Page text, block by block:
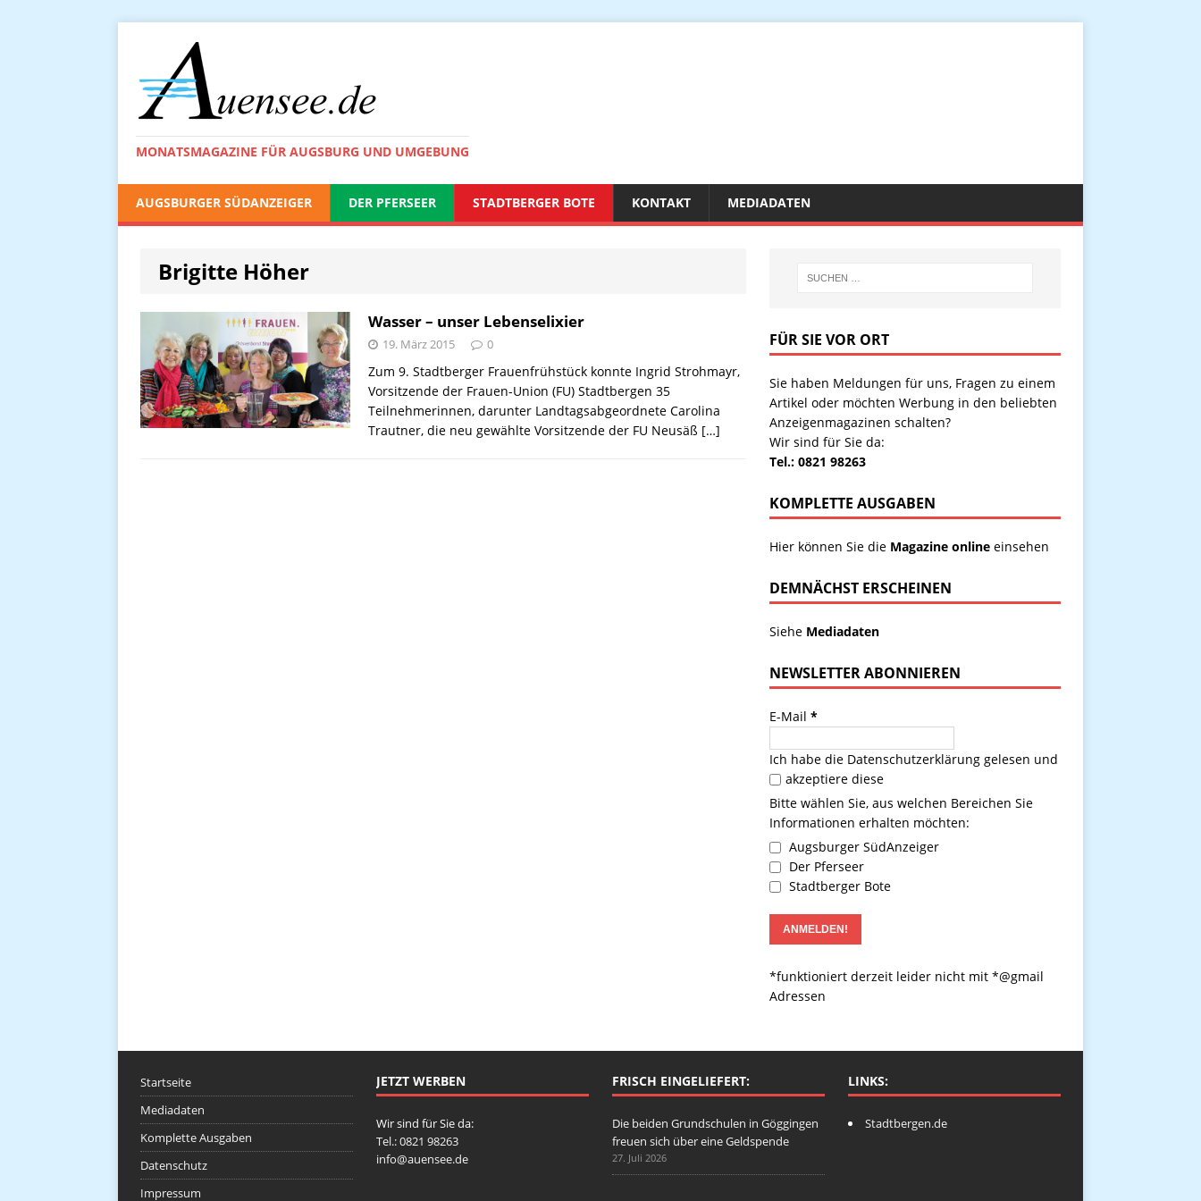
MONATSMAGAZINE FÜR AUGSBURG UND UMGEBUNG
AUGSBURGER SÜDANZEIGER DER PFERSEER STADTBERGER BOTE KONTAKT MEDIADATEN
Brigitte Höher
Wasser – unser Lebenselixier
19. März 2015 0
Zum 9. Stadtberger Frauenfrühstück konnte Ingrid Strohmayr,
Vorsitzende der Frauen-Union (FU) Stadtbergen 35
Teilnehmerinnen, darunter Landtagsabgeordnete Carolina
Trautner, die neu gewählte Vorsitzende der FU Neusäß […]
FÜR SIE VOR ORT
Sie haben Meldungen für uns, Fragen zu einem
Artikel oder möchten Werbung in den beliebten
Anzeigenmagazinen schalten?
Wir sind für Sie da:
Tel.: 0821 98263
KOMPLETTE AUSGABEN
Hier können Sie die Magazine onlineeinsehen
DEMNÄCHST ERSCHEINEN
Siehe Mediadaten
NEWSLETTER ABONNIEREN
E-Mail *
Ich habe die Datenschutzerklärunggelesen und
akzeptiere diese
Bitte wählen Sie, aus welchen Bereichen Sie
Informationen erhalten möchten:
Augsburger SüdAnzeiger
Der Pferseer
Stadtberger Bote
*funktioniert derzeit leider nicht mit *@gmail
Adressen
Startseite
Mediadaten
Komplette Ausgaben
Datenschutz
Impressum
JETZT WERBEN
Wir sind für Sie da:
Tel.: 0821 98263
info@auensee.de
FRISCH EINGELIEFERT:
Die beiden Grundschulen in Göggingen
freuen sich über eine Geldspende
27. Juli 2026
LINKS:
Stadtbergen.de